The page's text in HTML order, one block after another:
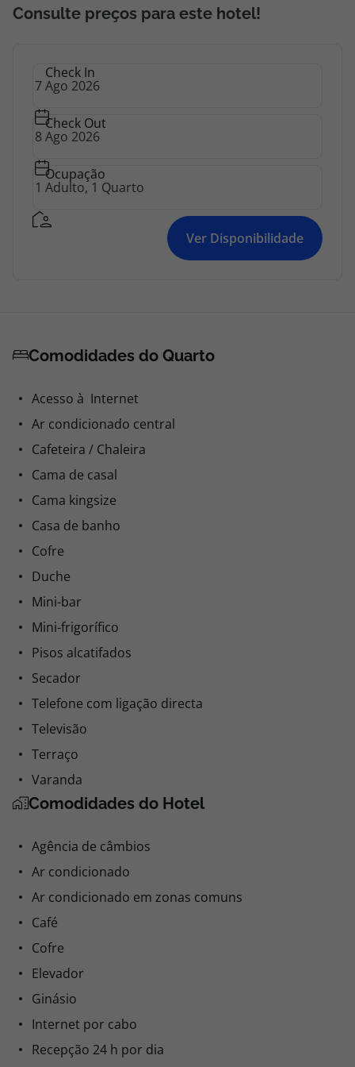
Consulte preços para este hotel!
Check In
Check Out
Ocupação
Ver Disponibilidade
Comodidades do Quarto
Acesso à Internet
Ar condicionado central
Cafeteira / Chaleira
Cama de casal
Cama kingsize
Casa de banho
Cofre
Duche
Mini-bar
Mini-frigorífico
Pisos alcatifados
Secador
Telefone com ligação directa
Televisão
Terraço
Varanda
Comodidades do Hotel
Agência de câmbios
Ar condicionado
Ar condicionado em zonas comuns
Café
Cofre
Elevador
Ginásio
Internet por cabo
Recepção 24 h por dia